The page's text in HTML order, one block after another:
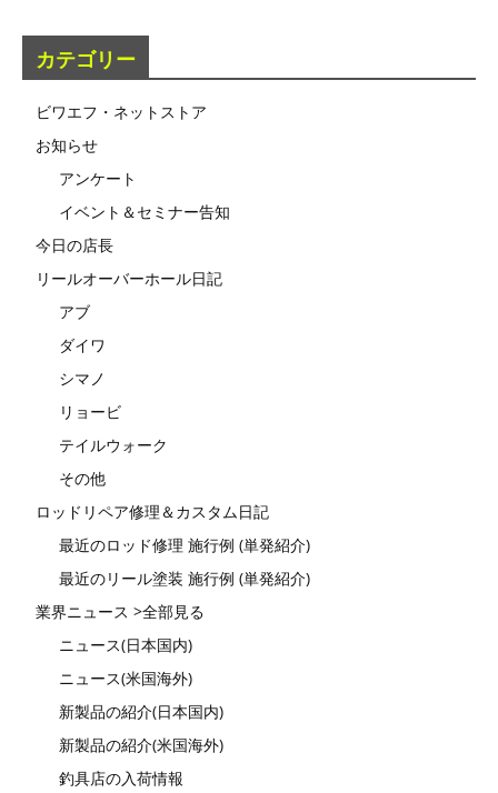
カテゴリー
ビワエフ・ネットストア
お知らせ
アンケート
イベント＆セミナー告知
今日の店長
リールオーバーホール日記
アブ
ダイワ
シマノ
リョービ
テイルウォーク
その他
ロッドリペア修理＆カスタム日記
最近のロッド修理 施行例 (単発紹介)
最近のリール塗装 施行例 (単発紹介)
業界ニュース >全部見る
ニュース(日本国内)
ニュース(米国海外)
新製品の紹介(日本国内)
新製品の紹介(米国海外)
釣具店の入荷情報